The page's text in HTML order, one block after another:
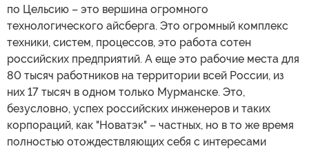
по Цельсию – это вершина огромного
технологического айсберга. Это огромный комплекс
техники, систем, процессов, это работа сотен
российских предприятий. А еще это рабочие места для
80 тысяч работников на территории всей России, из
них 17 тысяч в одном только Мурманске. Это,
безусловно, успех российских инженеров и таких
корпораций, как "Новатэк" – частных, но в то же время
полностью отождествляющих себя с интересами